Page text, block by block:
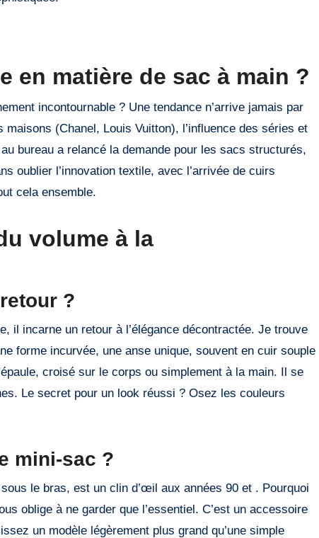
en matière de sac à main ?
incontournable ? Une tendance n’arrive jamais par
(Chanel, Louis Vuitton), l’influence des séries et
bureau a relancé la demande pour les sacs structurés,
oublier l’innovation textile, avec l’arrivée de cuirs
cela ensemble.
volume à la
?
il incarne un retour à l’élégance décontractée. Je trouve
forme incurvée, une anse unique, souvent en cuir souple
croisé sur le corps ou simplement à la main. Il se
Le secret pour un look réussi ? Osez les couleurs
mini-sac ?
le bras, est un clin d’œil aux années 90 et . Pourquoi
oblige à ne garder que l’essentiel. C’est un accessoire
un modèle légèrement plus grand qu’une simple